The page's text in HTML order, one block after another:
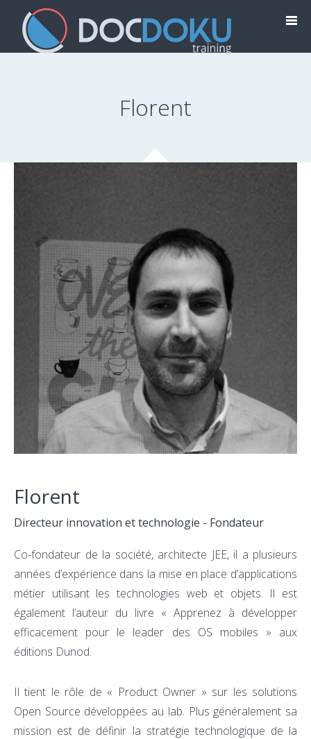
Florent
Florent
Directeur innovation et technologie - Fondateur
Co-fondateur de la société, architecte JEE, il a plusieurs
années d’expérience dans la mise en place d’applications
métier utilisant les technologies web et objets. Il est
également l’auteur du livre « Apprenez à développer
efficacement pour le leader des OS mobiles » aux
éditions Dunod.
Il tient le rôle de « Product Owner » sur les solutions
Open Source développées au lab. Plus généralement sa
mission est de définir la stratégie technologique de la